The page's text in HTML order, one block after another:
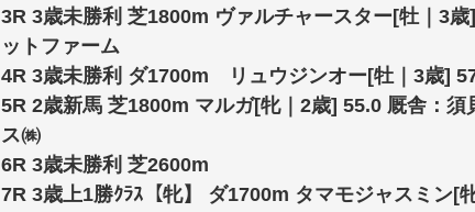
3R 3歳未勝利 芝1800m ヴァルチャースター[牡｜3
ットファーム
4R 3歳未勝利 ダ1700m リュウジンオー[牡｜3歳]
5R 2歳新馬 芝1800m マルガ[牝｜2歳] 55.0 厩舎：
ス㈱
6R 3歳未勝利 芝2600m
7R 3歳上1勝ｸﾗｽ【牝】 ダ1700m タマモジャスミン[